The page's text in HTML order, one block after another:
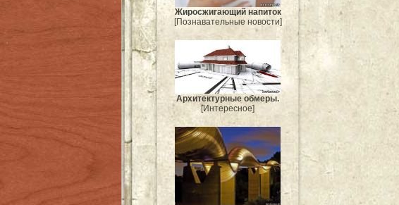
Жиросжигающий напиток
[Познавательные новости]
Архитектурные обмеры.
[Интересное]